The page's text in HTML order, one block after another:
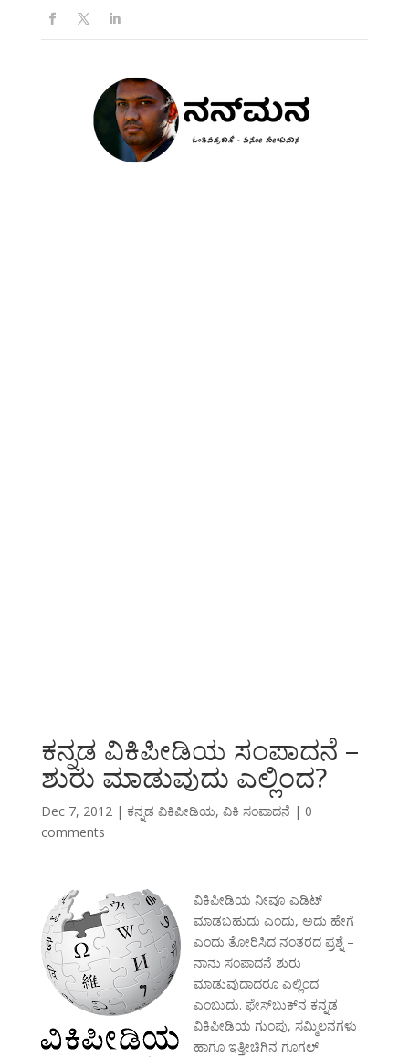
ಕನ್ನಡ ವಿಕಿಪೀಡಿಯ ಸಂಪಾದನೆ –
ಶುರು ಮಾಡುವುದು ಎಲ್ಲಿಂದ?
Dec 7, 2012| ಕನ್ನಡ ವಿಕಿಪೀಡಿಯ, ವಿಕಿ ಸಂಪಾದನೆ | 0
comments
ವಿಕಿಪೀಡಿಯ ನೀವೂ ಎಡಿಟ್
ಮಾಡಬಹುದು ಎಂದು, ಅದು ಹೇಗೆ
ಎಂದು ತೋರಿಸಿದ ನಂತರದ ಪ್ರಶ್ನೆ –
ನಾನು ಸಂಪಾದನೆ ಶುರು
ಮಾಡುವುದಾದರೂ ಎಲ್ಲಿಂದ
ಎಂಬುದು. ಫೇಸ್‌ಬುಕ್‌ನ ಕನ್ನಡ
ವಿಕಿಪೀಡಿಯ ಗುಂಪು, ಸಮ್ಮಿಲನಗಳು
ಹಾಗೂ ಇತ್ತೀಚಿಗಿನ ಗೂಗಲ್